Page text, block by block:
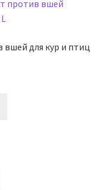
для кур и птиц